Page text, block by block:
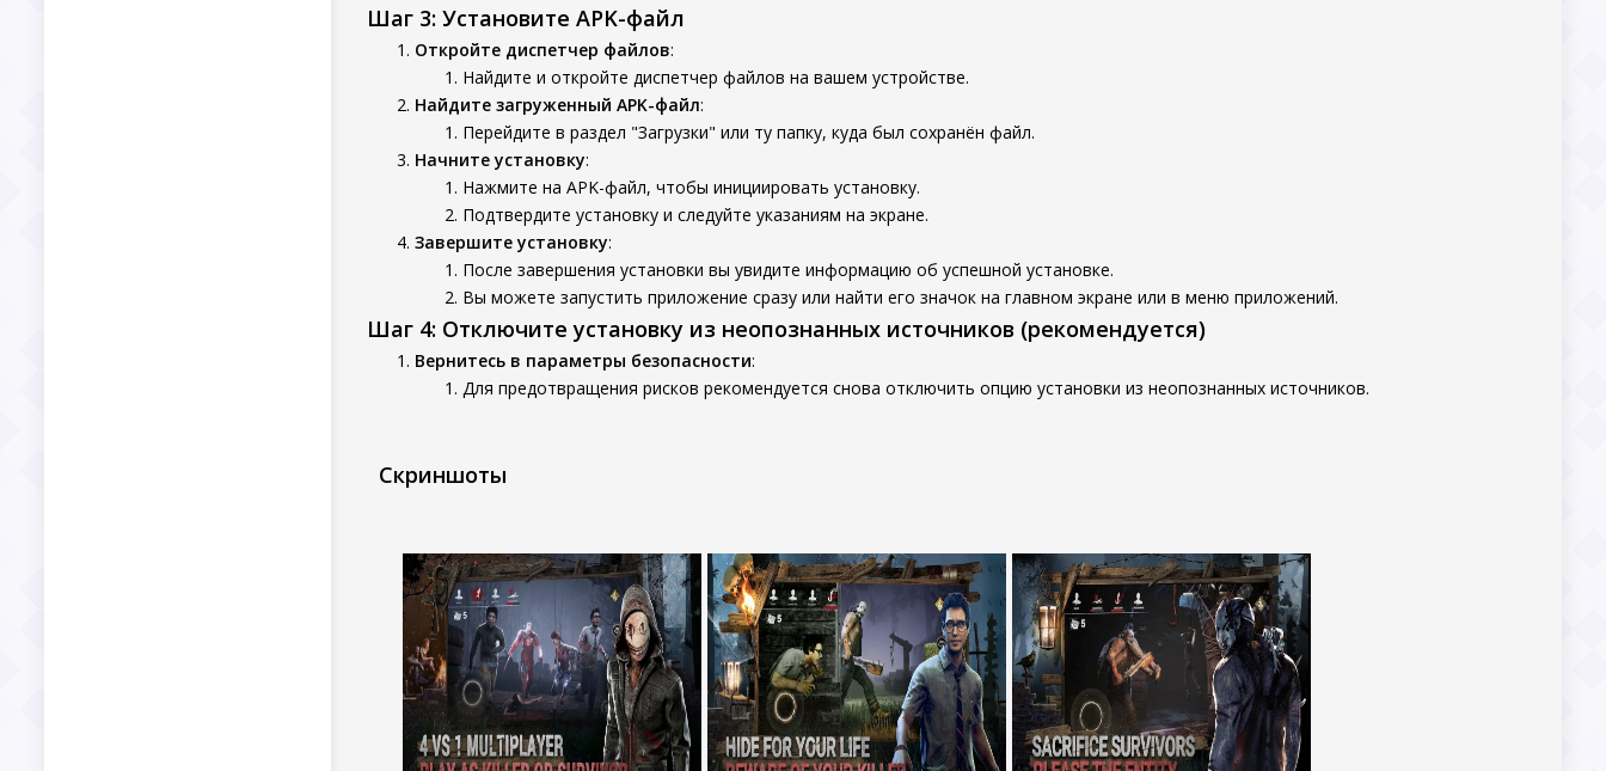
Шаг 3: Установите APK-файл
Откройте диспетчер файлов:
Найдите и откройте диспетчер файлов на вашем устройстве.
Найдите загруженный APK-файл:
Перейдите в раздел "Загрузки" или ту папку, куда был сохранён файл.
Начните установку:
Нажмите на APK-файл, чтобы инициировать установку.
Подтвердите установку и следуйте указаниям на экране.
Завершите установку:
После завершения установки вы увидите информацию об успешной установке.
Вы можете запустить приложение сразу или найти его значок на главном экране или в меню приложений.
Шаг 4: Отключите установку из неопознанных источников (рекомендуется)
Вернитесь в параметры безопасности:
Для предотвращения рисков рекомендуется снова отключить опцию установки из неопознанных источников.
Скриншоты